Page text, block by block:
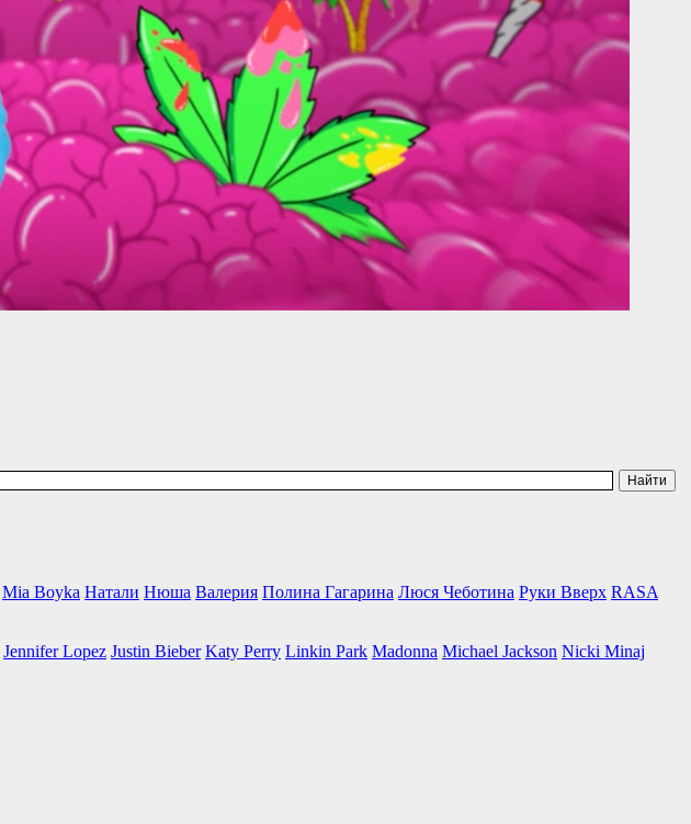
Mia Boyka Натали Нюша Валерия Полина Гагарина Люся Чеботина Руки Вверх RASA
Jennifer Lopez Justin Bieber Katy Perry Linkin Park Madonna Michael Jackson Nicki Minaj